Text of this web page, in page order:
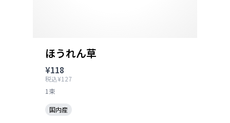
ほうれん草
¥118
税込¥127
1束
国内産